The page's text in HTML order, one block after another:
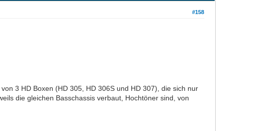
#158
3 HD Boxen (HD 305, HD 306S und HD 307), die sich nur
die gleichen Basschassis verbaut, Hochtöner sind, von